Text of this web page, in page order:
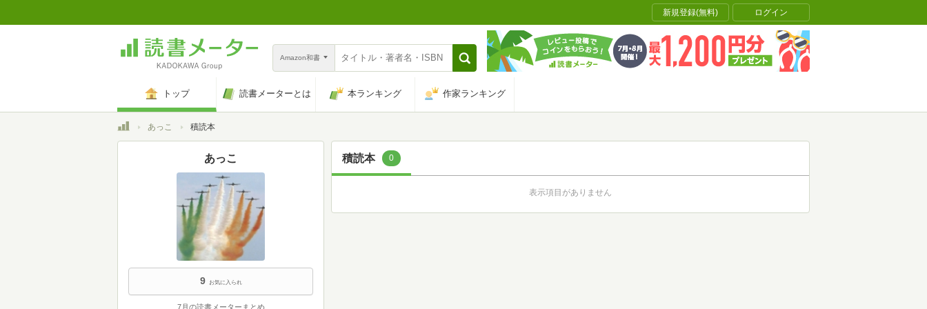
新規登録(無料) ログイン
Amazon和書
トップ 読書メーターとは 本ランキング 作家ランキング
トップあっこ 積読本
積読本 0
表示項目がありません
あっこ
9 お気に入られ
7月の読書メーターまとめ